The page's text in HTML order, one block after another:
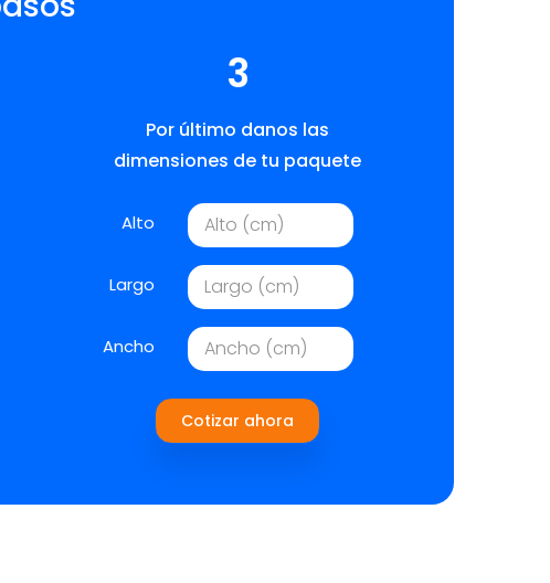
3
Por último danos las
dimensiones de tu paquete
Alto
Largo
Ancho
Cotizar ahora